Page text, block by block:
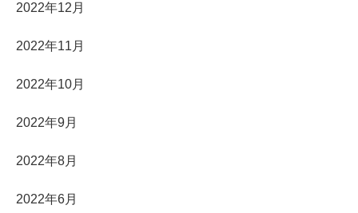
2022年12月
2022年11月
2022年10月
2022年9月
2022年8月
2022年6月